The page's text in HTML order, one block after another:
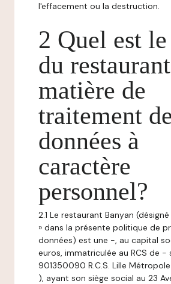
l'effacement ou la destruction.
2 Quel est
du
matière de
traitement
données à
caractère
personnel?
2.1 Le restaurant Banyan
» dans la présente politique de
données) est une -, au capital
euros, immatriculée au RCS de -
901350090 R.C.S. Lille
), ayant son siège social au 23